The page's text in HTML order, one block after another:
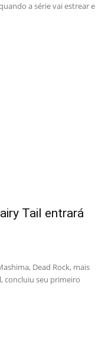
a série vai estrear e
Tail entrará
Dead Rock, mais
concluiu seu primeiro